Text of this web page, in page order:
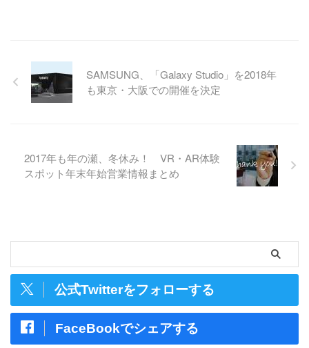
SAMSUNG、「Galaxy Studio」を2018年
も東京・大阪での開催を決定
2017年も年の瀬、冬休み！ VR・AR体験
スポット年末年始営業情報まとめ
公式Twitterをフォローする
FaceBookでシェアする